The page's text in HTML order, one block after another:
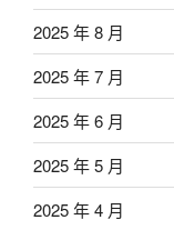
2025 年 8 月
2025 年 7 月
2025 年 6 月
2025 年 5 月
2025 年 4 月